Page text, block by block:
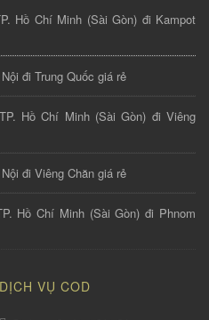
Hồ Chí Minh (Sài Gòn) đi Kampot
đi Trung Quốc giá rẻ
Hồ Chí Minh (Sài Gòn) đi Viêng
đi Viêng Chăn giá rẻ
Hồ Chí Minh (Sài Gòn) đi Phnom
DỊCH VỤ COD